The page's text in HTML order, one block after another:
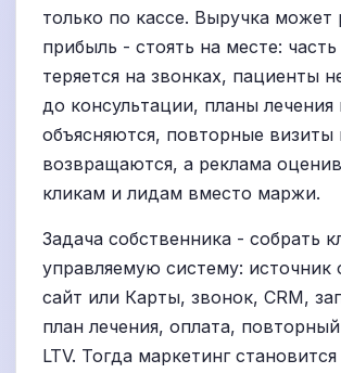
только по кассе. Выручка может
прибыль - стоять на месте: часть
теряется на звонках, пациенты
до консультации, планы лечения
объясняются, повторные визиты
возвращаются, а реклама
кликам и лидам вместо маржи.
Задача собственника - собрать
управляемую систему: источник
сайт или Карты, звонок, CRM,
план лечения, оплата,
LTV. Тогда маркетинг становится